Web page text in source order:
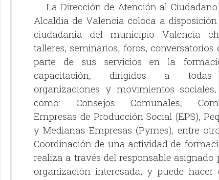
La Dirección de Atención al
Alcaldía de Valencia coloca a
ciudadanía del municipio Valencia
talleres, seminarios, foros, conversatorios
parte de sus servicios en la
capacitación, dirigidos a
organizaciones y movimientos
como: Consejos Comunales,
Empresas de Producción Social (EPS),
y Medianas Empresas (Pymes), entre
Coordinación de una actividad de
realiza a través del responsable asignado
organización interesada, y puede hacer